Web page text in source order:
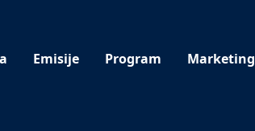
Emisije Program Marketing